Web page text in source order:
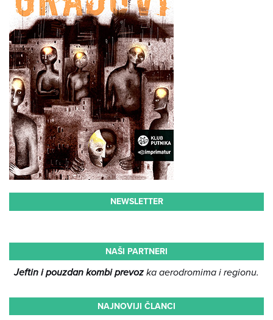
NEWSLETTER
NAŠI PARTNERI
Jeftin i pouzdan kombi prevozka aerodromima i regionu.
NAJNOVIJI ČLANCI